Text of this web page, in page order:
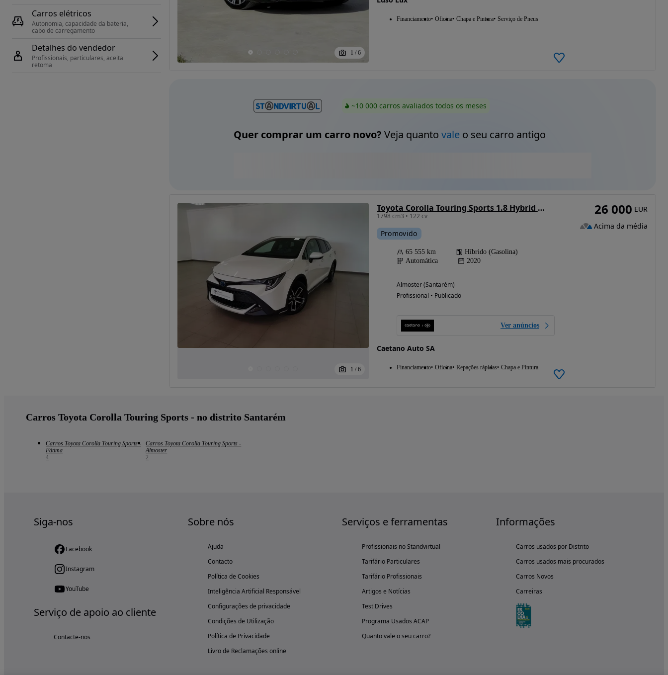
Carros elétricos
Autonomia, capacidade da bateria,
cabo de carregamento
Detalhes do vendedor
Profissionais, particulares, aceita
retoma
1 / 6
Financiamento Oficina Chapa e Pintura Serviço de Pneus
~10 000 carros avaliados todos os meses
Quer comprar um carro novo? Veja quanto valeo seu carro antigo
1 / 6
Toyota Corolla Touring Sports 1.8 Hybrid Trek
1798 cm3 • 122 cv
Promovido
65 555 km
Híbrido (Gasolina)
Automática
2020
Almoster (Santarém)
Profissional • Publicado
Ver anúncios
Caetano Auto SA
Financiamento Oficina Repações rápidas Chapa e Pintura
26 000 EUR
Acima da média
Carros Toyota Corolla Touring Sports - no distrito Santarém
Carros Toyota Corolla Touring Sports -
Fátima
4
Carros Toyota Corolla Touring Sports -
Almoster
2
Siga-nos
Facebook
Instagram
YouTube
Serviço de apoio ao cliente
Contacte-nos
Sobre nós
Ajuda
Contacto
Política de Cookies
Inteligência Artificial Responsável
Configurações de privacidade
Condições de Utilização
Política de Privacidade
Livro de Reclamações online
Serviços e ferramentas
Profissionais no Standvirtual
Tarifário Particulares
Tarifário Profissionais
Artigos e Notícias
Test Drives
Programa Usados ACAP
Quanto vale o seu carro?
Informações
Carros usados por Distrito
Carros usados mais procurados
Carros Novos
Carreiras